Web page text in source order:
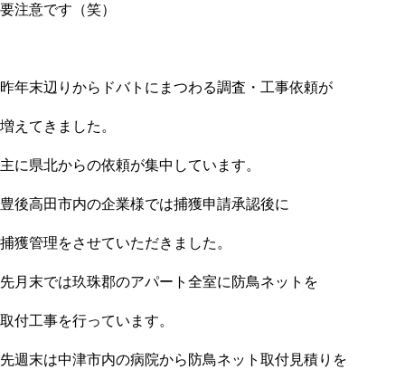
要注意です（笑）
昨年末辺りからドバトにまつわる調査・工事依頼が
増えてきました。
主に県北からの依頼が集中しています。
豊後高田市内の企業様では捕獲申請承認後に
捕獲管理をさせていただきました。
先月末では玖珠郡のアパート全室に防鳥ネットを
取付工事を行っています。
先週末は中津市内の病院から防鳥ネット取付見積りを